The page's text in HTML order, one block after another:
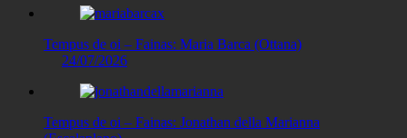
Tempus de oi – Fainas: Maria Barca (Ottana)
24/07/2026
Tempus de oi – Fainas: Jonathan della Marianna